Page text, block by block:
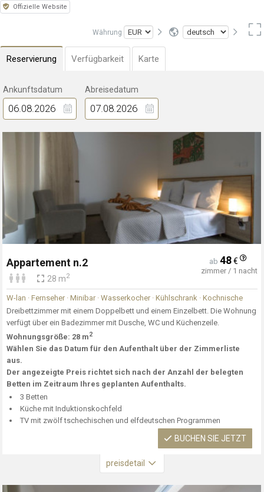
Offizielle Website
Währung
Reservierung Verfügbarkeit Karte
Ankunftsdatum Abreisedatum
Appartement n.2
28 m2
ab 48€
zimmer / 1 nacht
W-lan · Fernseher · Minibar · Wasserkocher · Kühlschrank · Kochnische
Dreibettzimmer mit einem Doppelbett und einem Einzelbett. Die Wohnung
verfügt über ein Badezimmer mit Dusche, WC und Küchenzeile.
Wohnungsgröße: 28 m2
Wählen Sie das Datum für den Aufenthalt über der Zimmerliste
aus.
Der angezeigte Preis richtet sich nach der Anzahl der belegten
Betten im Zeitraum Ihres geplanten Aufenthalts.
3 Betten
Küche mit Induktionskochfeld
TV mit zwölf tschechischen und elfdeutschen Programmen
BUCHEN SIE JETZT
preisdetail